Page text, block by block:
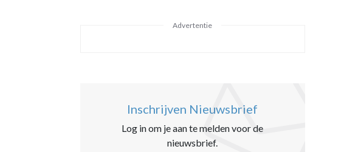
Advertentie
Inschrijven Nieuwsbrief
Log in om je aan te melden voor de
nieuwsbrief.